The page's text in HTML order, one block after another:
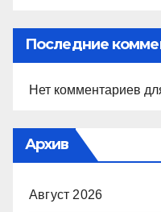
Последние
Нет комментариев
Архив
Август 2026